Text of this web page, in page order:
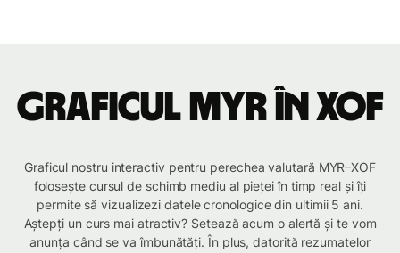
Graficul MYR în XOF
Graficul nostru interactiv pentru perechea valutară MYR–XOF
folosește cursul de schimb mediu al pieței în timp real și îți
permite să vizualizezi datele cronologice din ultimii 5 ani.
Aștepți un curs mai atractiv? Setează acum o alertă și te vom
anunța când se va îmbunătăți. În plus, datorită rezumatelor